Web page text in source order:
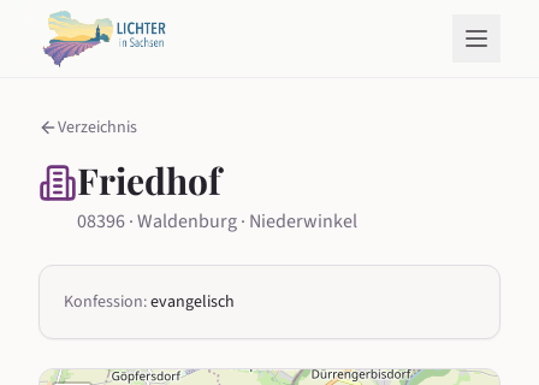
Verzeichnis
Friedhof
08396 · Waldenburg · Niederwinkel
Konfession:evangelisch